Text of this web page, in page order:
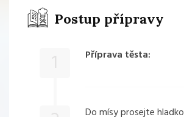
Postup přípravy
Příprava těsta:
Do mísy prosejte